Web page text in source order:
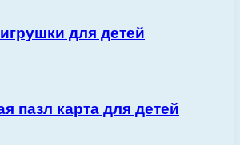
для детей
пазл карта для детей